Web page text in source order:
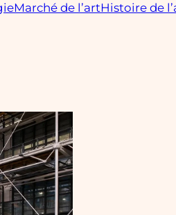
Marché de l’artHistoire de